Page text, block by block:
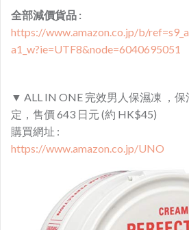
全部減價貨品 :
https://www.amazon.co.jp/b/
a1_w?ie=UTF8&node=6040695051
▼ ALL IN ONE 完效男人保濕凍 ，保
定，售價 643 日元 (約 HK$45)
購買網址 :
https://www.amazon.co.jp/UNO